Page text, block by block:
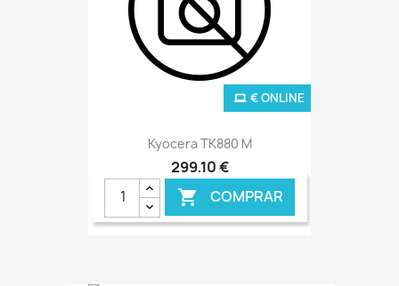
Kyocera TK880 M
299,10 €
 COMPRAR
€ ONLINE